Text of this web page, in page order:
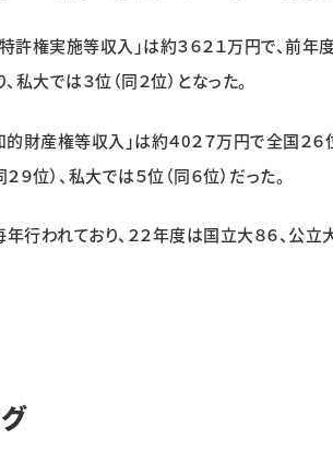
許権実施等収入」は約３６２１万円で、前年
、私大では３位（同２位）となった。
的財産権等収入」は約４0２７万円で全国２６
２９位）、私大では５位（同６位）だった。
行われており、２２年度は国立大８６、公